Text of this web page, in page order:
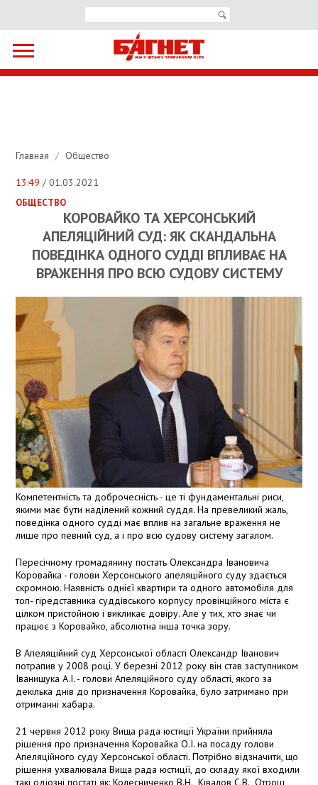
Главная / Общество
13:49 / 01.03.2021
ОБЩЕСТВО
КОРОВАЙКО ТА ХЕРСОНСЬКИЙ
АПЕЛЯЦІЙНИЙ СУД: ЯК СКАНДАЛЬНА
ПОВЕДІНКА ОДНОГО СУДДІ ВПЛИВАЄ НА
ВРАЖЕННЯ ПРО ВСЮ СУДОВУ СИСТЕМУ
Компетентність та доброчесність - це ті фундаментальні риси,
якими має бути наділений кожний суддя. На превеликий жаль,
поведінка одного судді має вплив на загальне враження не
лише про певний суд, а і про всю судову систему загалом.
Пересічному громадянину постать Олександра Івановича
Коровайка - голови Херсонського апеляційного суду здається
скромною. Наявність однієї квартири та одного автомобіля для
топ- гіредставника суддівського корпусу провінційного міста є
цілком пристойною і викликає довіру. Але у тих, хто знає чи
працює з Коровайко, абсолютна інша точка зору.
В Апеляційний суд Херсонської області Олександр Іванович
потрапив у 2008 році. У березні 2012 року він став заступником
Іванищука А.І. - голови Апеляційного суду області, якого за
декілька днів до призначення Коровайка, було затримано при
отриманні хабара.
21 червня 2012 року Вища рада юстиції України прийняла
рішення про призначення Коровайка О.І. на посаду голови
Апеляційного суду Херсонської області. Потрібно відзначити, що
рішення ухвалювала Вища рада юстиції, до складу якої входили
такі одіозні постаті як: Колесниченко В.Н., Ківалов С.В., Отрош